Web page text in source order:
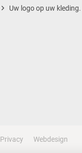
Uw logo op uw kleding.
Privacy Webdesign